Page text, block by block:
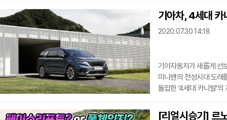
랜드로버를 지금과 같은
정신으로 유명한 재규어
합류하게 돼 매우 흥분
기아차, 4세대 카
2020.07.30 14:18
기아자동차가 새롭게 선
미니밴의 전성시대 도래
돌입한 '4세대 카니발'의
많은 대수다.4세대 카니
[리얼시승기] 르